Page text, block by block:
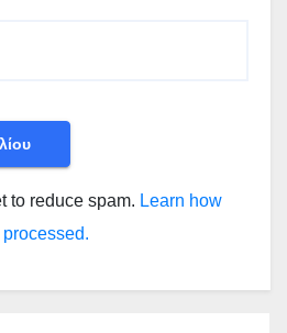
to reduce spam. Learn how